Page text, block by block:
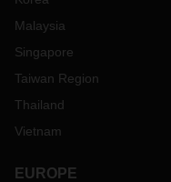
Malaysia
Singapore
Taiwan Region
Thailand
Vietnam
EUROPE